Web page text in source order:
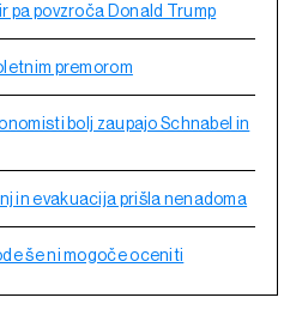
pa povzroča Donald Trump
premorom
bolj zaupajo Schnabel in
in evakuacija prišla nenadoma
še ni mogoče oceniti